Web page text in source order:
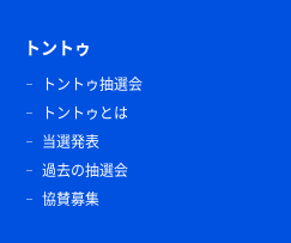
トントゥ
トントゥ抽選会
トントゥとは
当選発表
過去の抽選会
協賛募集